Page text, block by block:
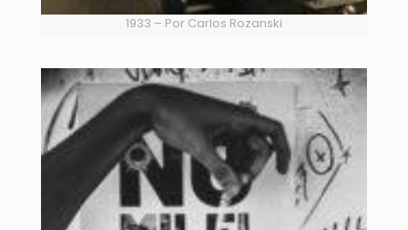
1933 – Por Carlos Rozanski